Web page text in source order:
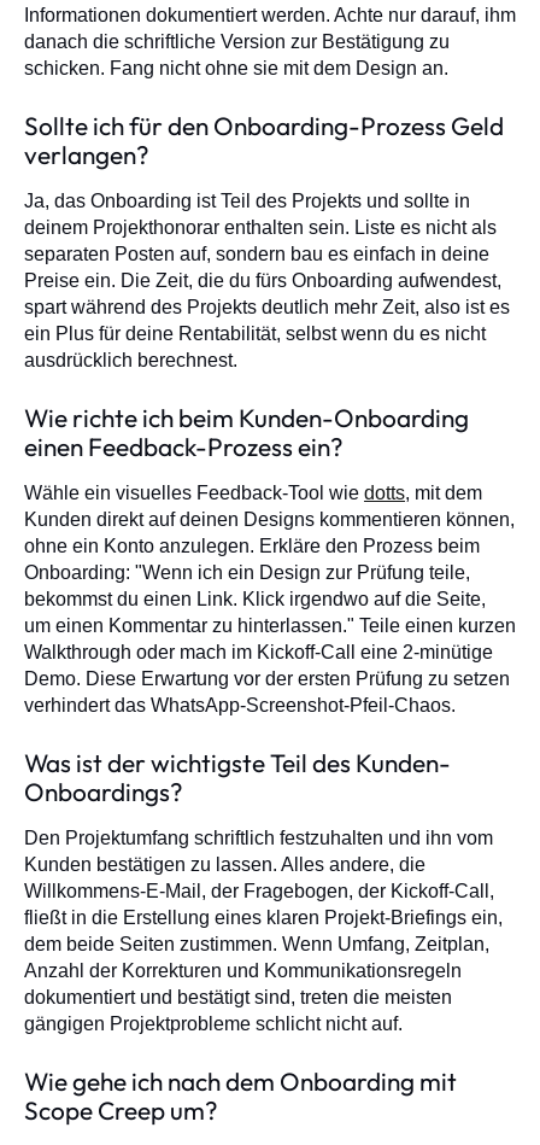
Informationen dokumentiert werden. Achte nur darauf, ihm
danach die schriftliche Version zur Bestätigung zu
schicken. Fang nicht ohne sie mit dem Design an.
Sollte ich für den Onboarding-Prozess Geld
verlangen?
Ja, das Onboarding ist Teil des Projekts und sollte in
deinem Projekthonorar enthalten sein. Liste es nicht als
separaten Posten auf, sondern bau es einfach in deine
Preise ein. Die Zeit, die du fürs Onboarding aufwendest,
spart während des Projekts deutlich mehr Zeit, also ist es
ein Plus für deine Rentabilität, selbst wenn du es nicht
ausdrücklich berechnest.
Wie richte ich beim Kunden-Onboarding
einen Feedback-Prozess ein?
Wähle ein visuelles Feedback-Tool wie dotts, mit dem
Kunden direkt auf deinen Designs kommentieren können,
ohne ein Konto anzulegen. Erkläre den Prozess beim
Onboarding: "Wenn ich ein Design zur Prüfung teile,
bekommst du einen Link. Klick irgendwo auf die Seite,
um einen Kommentar zu hinterlassen." Teile einen kurzen
Walkthrough oder mach im Kickoff-Call eine 2-minütige
Demo. Diese Erwartung vor der ersten Prüfung zu setzen
verhindert das WhatsApp-Screenshot-Pfeil-Chaos.
Was ist der wichtigste Teil des Kunden-
Onboardings?
Den Projektumfang schriftlich festzuhalten und ihn vom
Kunden bestätigen zu lassen. Alles andere, die
Willkommens-E-Mail, der Fragebogen, der Kickoff-Call,
fließt in die Erstellung eines klaren Projekt-Briefings ein,
dem beide Seiten zustimmen. Wenn Umfang, Zeitplan,
Anzahl der Korrekturen und Kommunikationsregeln
dokumentiert und bestätigt sind, treten die meisten
gängigen Projektprobleme schlicht nicht auf.
Wie gehe ich nach dem Onboarding mit
Scope Creep um?